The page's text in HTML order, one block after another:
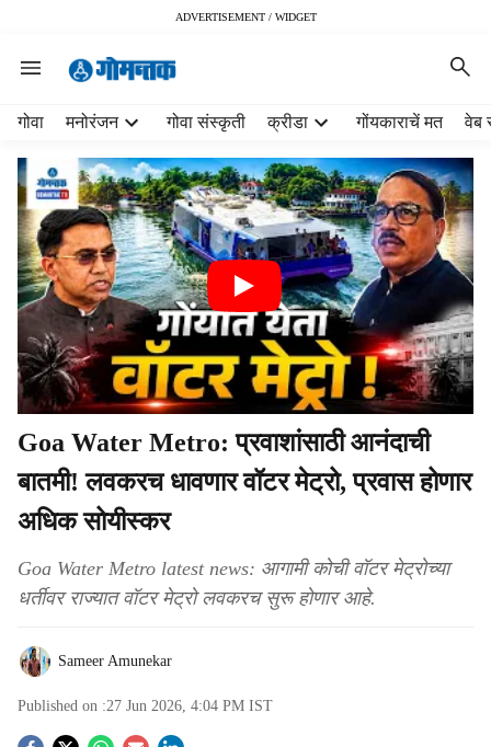
ADVERTISEMENT / WIDGET
गोवा मनोरंजन गोवा संस्कृती क्रीडा गोंयकाराचें मत वेब
Goa Water Metro: प्रवाशांसाठी आनंदाची
बातमी! लवकरच धावणार वॉटर मेट्रो, प्रवास होणार
अधिक सोयीस्कर
Goa Water Metro latest news: आगामी कोची वॉटर मेट्रोच्या
धर्तीवर राज्यात वॉटर मेट्रो लवकरच सुरू होणार आहे.
Sameer Amunekar
Published on :27 Jun 2026, 4:04 PM IST